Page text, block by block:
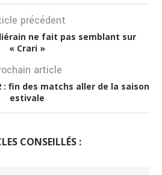
précédent
ne fait pas semblant sur
« Crari »
article
: fin des matchs aller de la saison
estivale
CONSEILLÉS :